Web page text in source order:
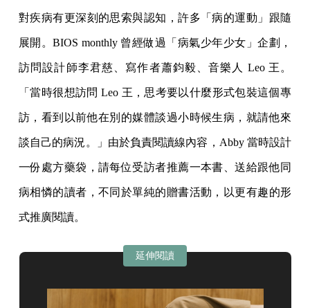
對疾病有更深刻的思索與認知，許多「病的運動」跟隨
展開。BIOS monthly 曾經做過「病氣少年少女」企劃，
訪問設計師李君慈、寫作者蕭鈞毅、音樂人 Leo 王。
「當時很想訪問 Leo 王，思考要以什麼形式包裝這個專
訪，看到以前他在別的媒體談過小時候生病，就請他來
談自己的病況。」由於負責閱讀線內容，Abby 當時設計
一份處方藥袋，請每位受訪者推薦一本書、送給跟他同
病相憐的讀者，不同於單純的贈書活動，以更有趣的形
式推廣閱讀。
延伸閱讀